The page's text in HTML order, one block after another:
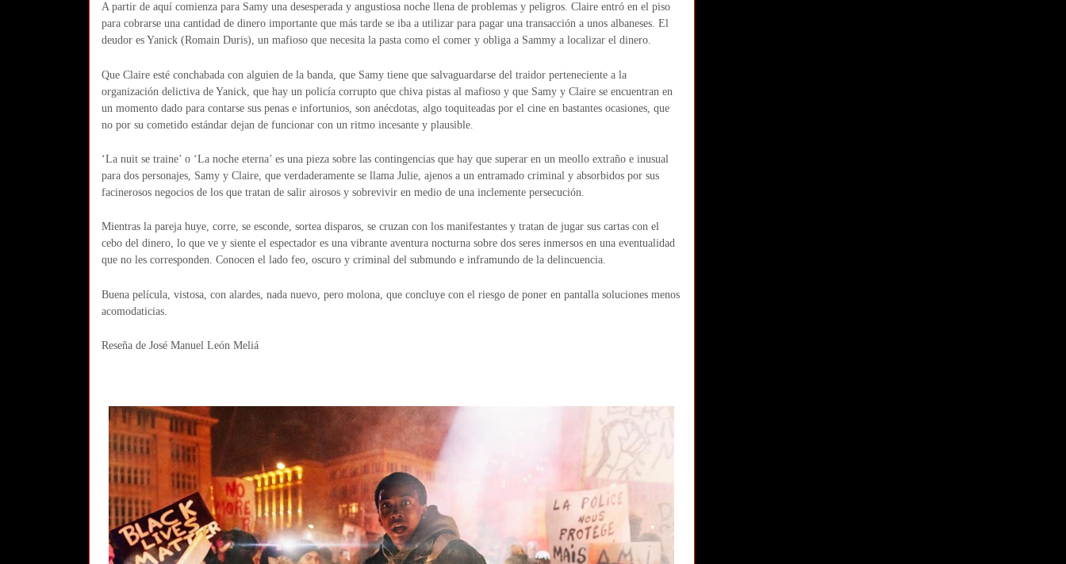
A partir de aquí comienza para Samy una desesperada y angustiosa noche llena de problemas y peligros. Claire entró en el piso
para cobrarse una cantidad de dinero importante que más tarde se iba a utilizar para pagar una transacción a unos albaneses. El
deudor es Yanick (Romain Duris), un mafioso que necesita la pasta como el comer y obliga a Sammy a localizar el dinero.
Que Claire esté conchabada con alguien de la banda, que Samy tiene que salvaguardarse del traidor perteneciente a la
organización delictiva de Yanick, que hay un policía corrupto que chiva pistas al mafioso y que Samy y Claire se encuentran en
un momento dado para contarse sus penas e infortunios, son anécdotas, algo toquiteadas por el cine en bastantes ocasiones, que
no por su cometido estándar dejan de funcionar con un ritmo incesante y plausible.
‘La nuit se traine’ o ‘La noche eterna’ es una pieza sobre las contingencias que hay que superar en un meollo extraño e inusual
para dos personajes, Samy y Claire, que verdaderamente se llama Julie, ajenos a un entramado criminal y absorbidos por sus
facinerosos negocios de los que tratan de salir airosos y sobrevivir en medio de una inclemente persecución.
Mientras la pareja huye, corre, se esconde, sortea disparos, se cruzan con los manifestantes y tratan de jugar sus cartas con el
cebo del dinero, lo que ve y siente el espectador es una vibrante aventura nocturna sobre dos seres inmersos en una eventualidad
que no les corresponden. Conocen el lado feo, oscuro y criminal del submundo e inframundo de la delincuencia.
Buena película, vistosa, con alardes, nada nuevo, pero molona, que concluye con el riesgo de poner en pantalla soluciones menos
acomodaticias.
Reseña de José Manuel León Meliá